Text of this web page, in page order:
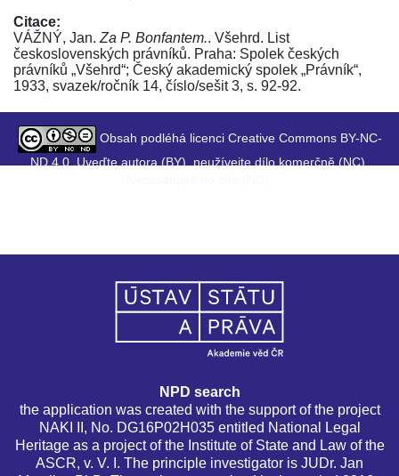
Citace:
VÁŽNÝ, Jan. Za P. Bonfantem.. Všehrd. List
československých právníků. Praha: Spolek českých
právníků „Všehrd“; Český akademický spolek „Právník“,
1933, svazek/ročník 14, číslo/sešit 3, s. 92-92.
Obsah podléhá licenci Creative Commons BY-NC-
ND 4.0. Uveďte autora (BY), neužívejte dílo komerčně (NC),
NPD search
the application was created with the support of the project
NAKI II, No. DG16P02H035 entitled National Legal
Heritage as a project of the Institute of State and Law of the
ASCR, v. V. I. The principle investigator is JUDr. Jan